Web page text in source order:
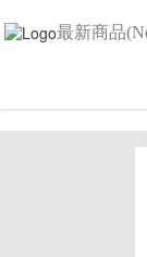
最新商品